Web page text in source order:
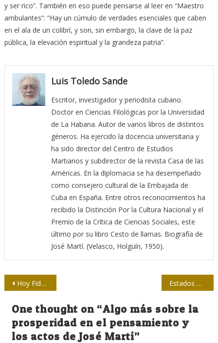
y ser rico”. También en eso puede pensarse al leer en “Maestro
ambulantes”: “Hay un cúmulo de verdades esenciales que caben
en el ala de un colibrí, y son, sin embargo, la clave de la paz
pública, la elevación espiritual y la grandeza patria”.
Luis Toledo Sande
Escritor, investigador y periodista cubano.
Doctor en Ciencias Filológicas por la Universidad
de La Habana. Autor de varios libros de distintos
géneros. Ha ejercido la docencia universitaria y
ha sido director del Centro de Estudios
Martianos y subdirector de la revista Casa de las
Américas. En la diplomacia se ha desempeñado
como consejero cultural de la Embajada de
Cuba en España. Entre otros reconocimientos ha
recibido la Distinción Por la Cultura Nacional y el
Premio de la Crítica de Ciencias Sociales, este
último por su libro Cesto de llamas. Biografía de
José Martí. (Velasco, Holguín, 1950).
Navegación
de
entradas
Hoy Fidel habló en la UPEC Estados Unidos y el “capitalismo fascista”
One thought on “Algo más sobre la
prosperidad en el pensamiento y
los actos de José Martí”